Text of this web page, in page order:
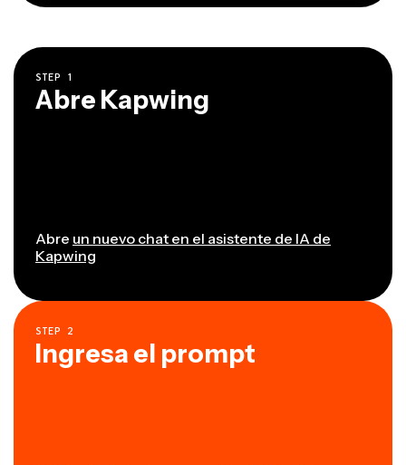
STEP 1
Abre Kapwing
Abre un nuevo chat en el asistente de IA de
Kapwing
STEP 2
Ingresa el prompt